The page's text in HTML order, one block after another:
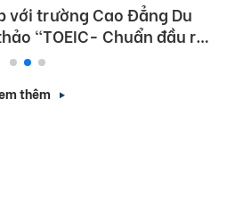
với trường Cao Đẳng Du
“TOEIC- Chuẩn đầu ra
phục nhà tuyển dụng”
thêm